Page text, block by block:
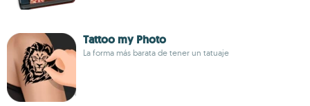
Tattoo my Photo
La forma más barata de tener un tatuaje